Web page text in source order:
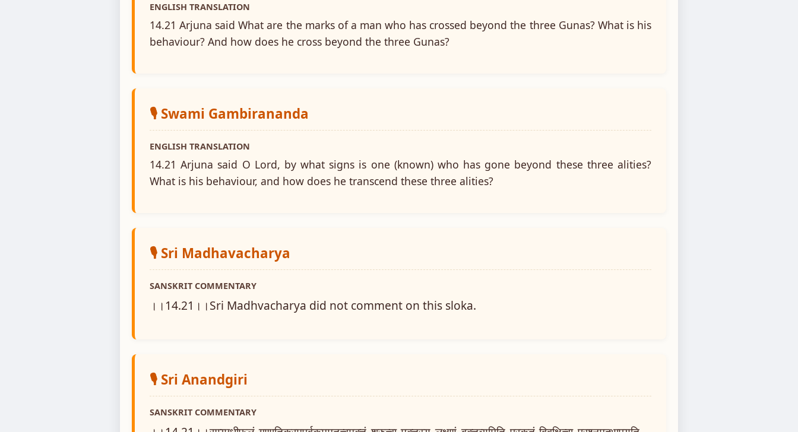
ENGLISH TRANSLATION
14.21 Arjuna said What are the marks of a man who has crossed beyond the three Gunas? What is his
behaviour? And how does he cross beyond the three Gunas?
🎙️ Swami Gambirananda
ENGLISH TRANSLATION
14.21 Arjuna said O Lord, by what signs is one (known) who has gone beyond these three alities?
What is his behaviour, and how does he transcend these three alities?
🎙️ Sri Madhavacharya
SANSKRIT COMMENTARY
।।14.21।।Sri Madhvacharya did not comment on this sloka.
🎙️ Sri Anandgiri
SANSKRIT COMMENTARY